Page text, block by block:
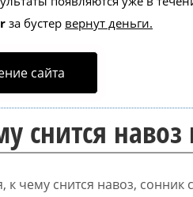
за бустер вернут деньги.
сайта
снится навоз
к чему снится навоз, сонник